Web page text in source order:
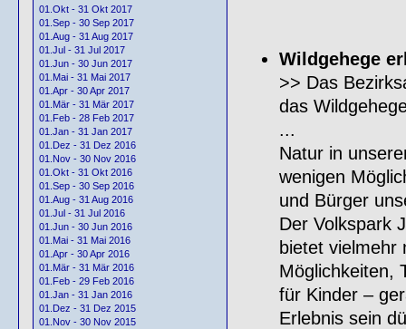
01.Okt - 31 Okt 2017
01.Sep - 30 Sep 2017
01.Aug - 31 Aug 2017
01.Jul - 31 Jul 2017
01.Jun - 30 Jun 2017
01.Mai - 31 Mai 2017
01.Apr - 30 Apr 2017
01.Mär - 31 Mär 2017
01.Feb - 28 Feb 2017
01.Jan - 31 Jan 2017
01.Dez - 31 Dez 2016
01.Nov - 30 Nov 2016
01.Okt - 31 Okt 2016
01.Sep - 30 Sep 2016
01.Aug - 31 Aug 2016
01.Jul - 31 Jul 2016
01.Jun - 30 Jun 2016
01.Mai - 31 Mai 2016
01.Apr - 30 Apr 2016
01.Mär - 31 Mär 2016
01.Feb - 29 Feb 2016
01.Jan - 31 Jan 2016
01.Dez - 31 Dez 2015
01.Nov - 30 Nov 2015
Wildgehege
>> Das
das
...
Natur in
wenigen
und Bürger
Der Volkspark
bietet vielmehr
Möglichkeiten,
für Kinder –
Erlebnis sein